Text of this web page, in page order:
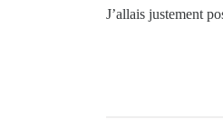
J’allais justement